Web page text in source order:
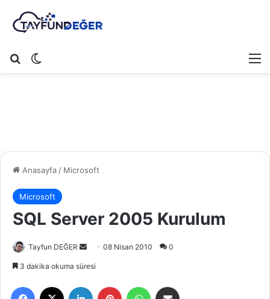
Arama yap ...
Anasayfa/ Microsoft
Microsoft
SQL Server 2005 Kurulum
Tayfun DEĞER
e
08 Nisan 2010 0
3 dakika okuma süresi